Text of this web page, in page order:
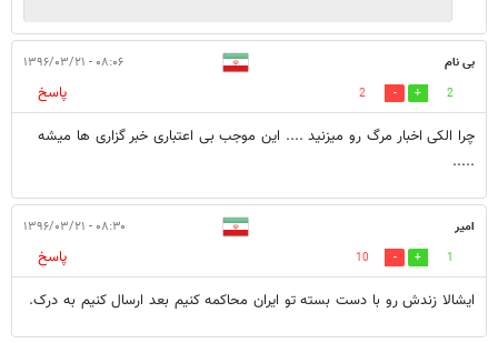
بی نام ۰۸:۰۶ - ۱۳۹۶/۰۳/۲۱
2
2
پاسخ
چرا الکی اخبار مرگ رو میزنید .... این موجب بی اعتباری خبر گزاری ها میشه
.....
امیر ۰۸:۳۰ - ۱۳۹۶/۰۳/۲۱
1
10
پاسخ
ایشالا زندش رو با دست بسته تو ایران محاکمه کنیم بعد ارسال کنیم به درک.